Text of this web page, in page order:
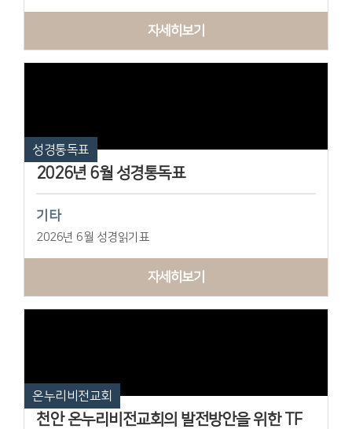
자세히보기
성경통독표
2026년 6월 성경통독표
기타
2026년 6월 성경읽기표
자세히보기
온누리비전교회
천안 온누리비전교회의 발전방안을 위한 TF